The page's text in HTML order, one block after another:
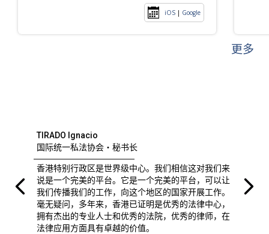
iOS | Google
更多
TIRADO Ignacio
国际统一私法协会・秘书长
香港特别行政区是世界级中心。我们相信这对我们来
说是一个完美的平台。它是一个完美的平台，可以让
我们传播我们的工作，向这个地区的国家开展工作。
毫无疑问，多年来，香港已证明是优秀的法律中心，
拥有杰出的专业人士和优秀的法院，优秀的律师，在
法律应用方面具有卓越的价值。